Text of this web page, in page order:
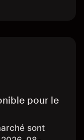
pour le
sont